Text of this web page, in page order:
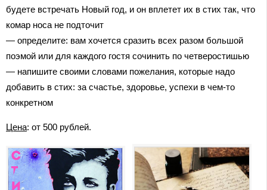
будете встречать Новый год, и он вплетет их в стих так, что
комар носа не подточит
— определите: вам хочется сразить всех разом большой
поэмой или для каждого гостя сочинить по четверостишью
— напишите своими словами пожелания, которые надо
добавить в стих: за счастье, здоровье, успехи в чем-то
конкретном
Цена: от 500 рублей.